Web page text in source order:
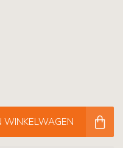
WINKELWAGEN